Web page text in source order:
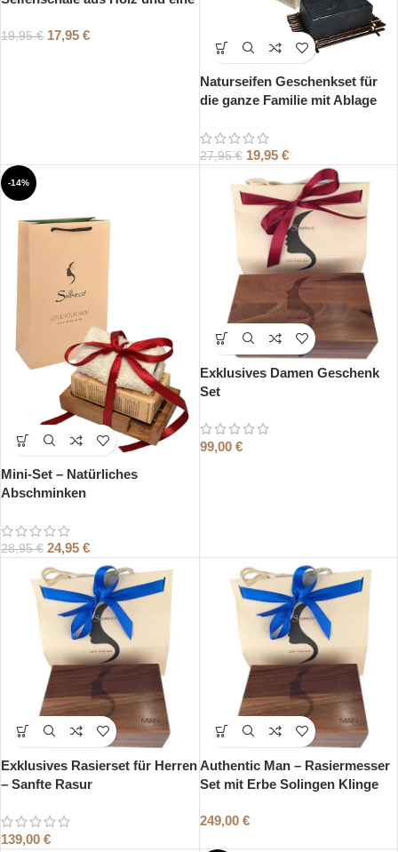
19,95€ 17,95 €
Naturseifen Geschenkset für
die ganze Familie mit Ablage
27,95€ 19,95 €
-14%
Mini-Set – Natürliches
Abschminken
28,95€ 24,95 €
Exklusives Damen Geschenk
Set
99,00 €
Exklusives Rasierset für Herren
– Sanfte Rasur
139,00 €
Authentic Man – Rasiermesser
Set mit Erbe Solingen Klinge
249,00 €